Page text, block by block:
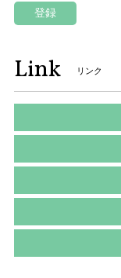
登録
Link リンク